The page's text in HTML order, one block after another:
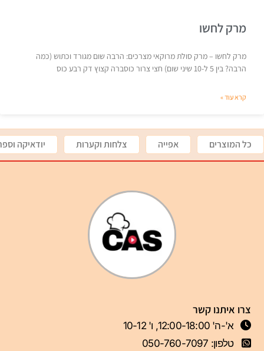
מרק לחשו
מרק לחשו – מרק סולת מרוקאי מצרכים: הרבה שום מגורד וכתוש (כמה
הרבה? בין 5 ל-10 שיני שום) חצי צרור כוסברה קצוץ דק רבע כוס
קרא עוד »
כל המוצרים אפייה צלחות וקערות יודאיקה
צרו איתנו קשר
א'-ה' 12:00-18:00, ו' 10-12
טלפון: 050-760-7097